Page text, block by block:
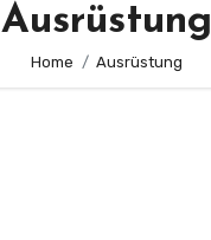
Ausrüstung
Home Ausrüstung